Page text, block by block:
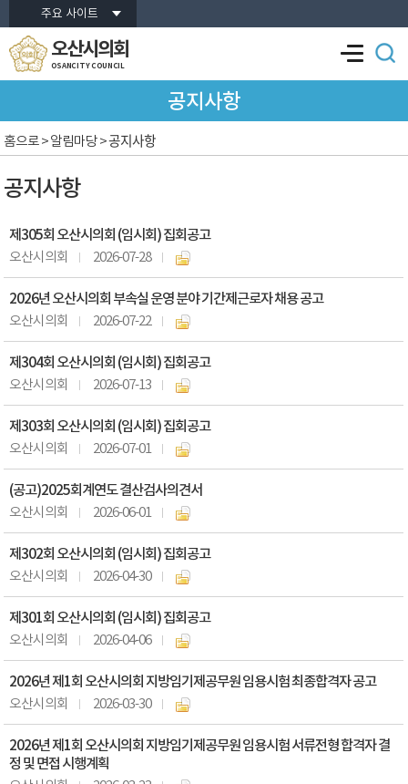
본문바로가기주요 사이트
오산시의회
OSANCITY COUNCIL
공지사항
공지사항
홈으로> 알림마당 >공지사항
제305회 오산시의회 (임시회) 집회공고
오산시의회 2026-07-28
2026년 오산시의회 부속실 운영 분야 기간제근로자 채용 공고
오산시의회 2026-07-22
제304회 오산시의회 (임시회) 집회공고
오산시의회 2026-07-13
제303회 오산시의회 (임시회) 집회공고
오산시의회 2026-07-01
(공고)2025회계연도 결산검사의견서
오산시의회 2026-06-01
제302회 오산시의회 (임시회) 집회공고
오산시의회 2026-04-30
제301회 오산시의회 (임시회) 집회공고
오산시의회 2026-04-06
2026년 제1회 오산시의회 지방임기제공무원 임용시험 최종합격자 공고
오산시의회 2026-03-30
2026년 제1회 오산시의회 지방임기제공무원 임용시험 서류전형 합격자 결
정 및 면접 시행계획